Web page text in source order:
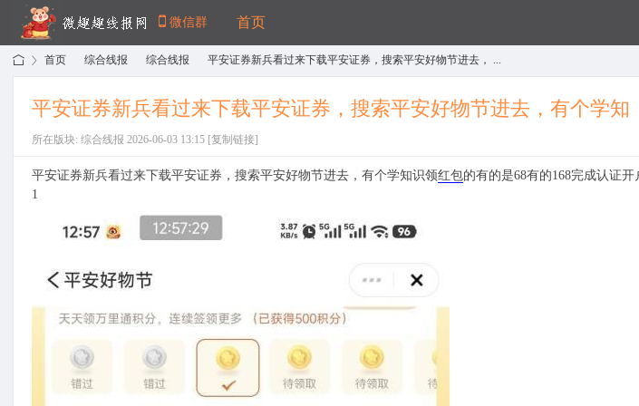
微信群 首页
首页
›
综合线报
›
综合线报
›
平安证券新兵看过来下载平安证券，搜索平安好物节进去， ...
平安证券新兵看过来下载平安证券，搜索平安好物节进去，有个学知
所在版块: 综合线报 2026-06-03 13:15 [复制链接]
平安证券新兵看过来下载平安证券，搜索平安好物节进去，有个学知识领红包的有的是68有的168完成认证
1